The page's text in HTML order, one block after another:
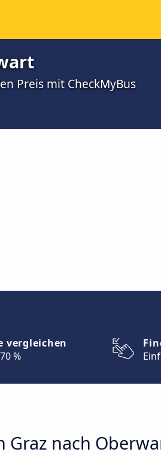
Preis mit CheckMyBus
vergleichen
%
Graz nach